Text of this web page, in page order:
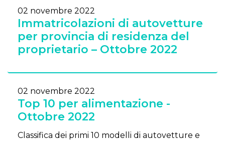
02 novembre 2022
Immatricolazioni di autovetture
per provincia di residenza del
proprietario – Ottobre 2022
02 novembre 2022
Top 10 per alimentazione -
Ottobre 2022
Classifica dei primi 10 modelli di autovetture e